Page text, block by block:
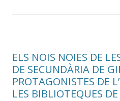
ELS NOIS NOIES DE
DE SECUNDÀRIA DE
PROTAGONISTES DE
LES BIBLIOTEQUES